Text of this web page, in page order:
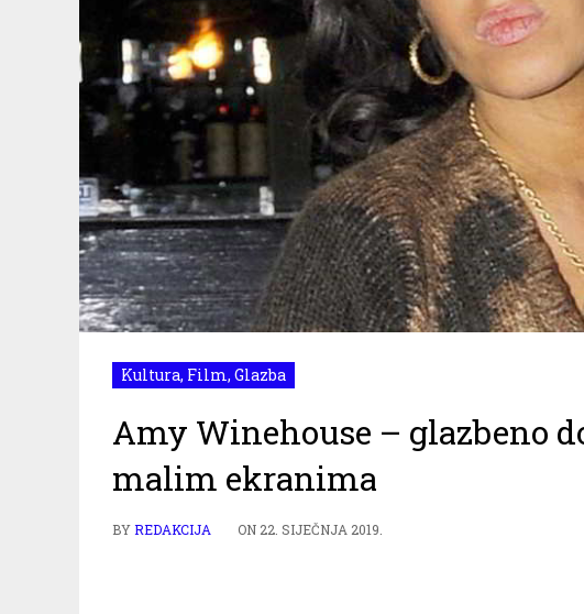
Kultura, Film, Glazba
Amy Winehouse – glazbeno
malim ekranima
BYREDAKCIJA ON22. SIJEČNJA 2019.